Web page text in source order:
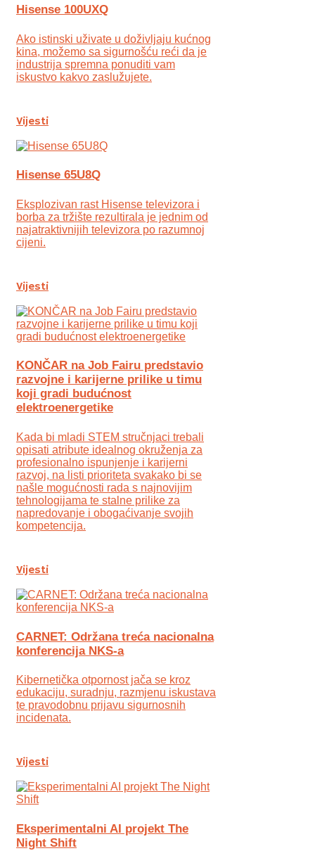
Hisense 100UXQ
Ako istinski uživate u doživljaju kućnog
kina, možemo sa sigurnošću reći da je
industrija spremna ponuditi vam
iskustvo kakvo zaslužujete.
Vijesti
Hisense 65U8Q
Eksplozivan rast Hisense televizora i
borba za tržište rezultirala je jednim od
najatraktivnijih televizora po razumnoj
cijeni.
Vijesti
KONČAR na Job Fairu predstavio
razvojne i karijerne prilike u timu
koji gradi budućnost
elektroenergetike
Kada bi mladi STEM stručnjaci trebali
opisati atribute idealnog okruženja za
profesionalno ispunjenje i karijerni
razvoj, na listi prioriteta svakako bi se
našle mogućnosti rada s najnovijim
tehnologijama te stalne prilike za
napredovanje i obogaćivanje svojih
kompetencija.
Vijesti
CARNET: Održana treća nacionalna
konferencija NKS-a
Kibernetička otpornost jača se kroz
edukaciju, suradnju, razmjenu iskustava
te pravodobnu prijavu sigurnosnih
incidenata.
Vijesti
Eksperimentalni AI projekt The
Night Shift